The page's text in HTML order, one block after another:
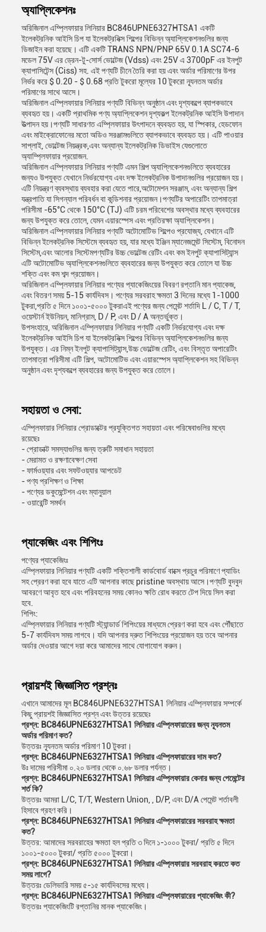
অ্যাপ্লিকেশনঃ
অরিজিনাল এম্প্লিফায়ার লিনিয়ার BC846UPNE6327HTSA1 একটি
ইলেকট্রনিক আইসি চিপ যা ইলেকট্রনিক্স শিল্পের বিভিন্ন অ্যাপ্লিকেশনগুলির জন্য
ডিজাইন করা হয়েছে। এটি একটি TRANS NPN/PNP 65V 0.1A SC74-6
মডেল 75V এর ড্রেন-টু-সোর্স ভোল্টেজ (Vdss) এবং 25V এ 3700pF এর ইনপুট
ক্যাপাসিটেন্স (Ciss) সহ. এই পণ্যটি চীনে তৈরি করা হয় এবং অর্ডার পরিমাণের উপর
নির্ভর করে $ 0.20 - $ 0.68 প্রতি টুকরো মূল্যের 10 টুকরো ন্যূনতম অর্ডার
পরিমাণের সাথে আসে।
অরিজিনাল এম্প্লিফায়ার লিনিয়ার পণ্যটি বিভিন্ন অনুষ্ঠান এবং দৃশ্যকল্পে ব্যাপকভাবে
ব্যবহৃত হয়। একটি প্রাথমিক পণ্য অ্যাপ্লিকেশন দৃশ্যকল্প ইলেকট্রনিক আইসি উপাদান
উত্পাদন হয়।পণ্যটি সাধারণত এম্প্লিফায়ার উৎপাদনে ব্যবহৃত হয়, যা স্পিকার, হেডফোন
এবং মাইক্রোফোনের মতো অডিও সরঞ্জামগুলিতে ব্যাপকভাবে ব্যবহৃত হয়। এটি পাওয়ার
সাপ্লাই, ভোল্টেজ নিয়ন্ত্রক,এবং অন্যান্য ইলেকট্রনিক ডিভাইস যেগুলোতে
অ্যাম্প্লিফায়ার প্রয়োজন.
অরিজিনাল এম্প্লিফায়ার লিনিয়ার পণ্যটি এমন শিল্প অ্যাপ্লিকেশনগুলিতে ব্যবহারের
জন্যও উপযুক্ত যেখানে নির্ভরযোগ্য এবং দক্ষ ইলেকট্রনিক উপাদানগুলির প্রয়োজন হয়।
এটি নিয়ন্ত্রণ ব্যবস্থায় ব্যবহার করা যেতে পারে,অটোমেশন সরঞ্জাম, এবং অন্যান্য শিল্প
যন্ত্রপাতি যা সিগন্যাল পরিবর্ধন বা কন্ডিশনার প্রয়োজন।পণ্যটির অপারেটিং তাপমাত্রা
পরিসীমা -65°C থেকে 150°C (TJ) এটি চরম পরিবেশের অবস্থার মধ্যে ব্যবহারের
জন্য উপযুক্ত করে তোলে, যেমন এয়ারস্পেস এবং প্রতিরক্ষা অ্যাপ্লিকেশন।
অরিজিনাল এম্প্লিফায়ার লিনিয়ার পণ্যটি অটোমোটিভ শিল্পেও প্রযোজ্য, যেখানে এটি
বিভিন্ন ইলেকট্রনিক সিস্টেমে ব্যবহৃত হয়, যার মধ্যে ইঞ্জিন ম্যানেজমেন্ট সিস্টেম, বিনোদন
সিস্টেম,এবং আলোর সিস্টেমপণ্যটির উচ্চ ভোল্টেজ রেটিং এবং কম ইনপুট ক্যাপাসিট্যান্স
এটি অটোমোটিভ অ্যাপ্লিকেশনগুলিতে ব্যবহারের জন্য উপযুক্ত করে তোলে যা উচ্চ
শক্তি এবং কম শব্দ প্রয়োজন।
অরিজিনাল এম্প্লিফায়ার লিনিয়ার পণ্যের প্যাকেজিংয়ের বিবরণ রপ্তানি মান প্যাকেজ,
এবং বিতরণ সময় 5-15 কার্যদিবস। পণ্যের সরবরাহ ক্ষমতা 3 দিনের মধ্যে 1-1000
টুকরা,প্রতি ৫ দিনে ১০০১-৫০০০ টুকরাএই পণ্যের জন্য পেমেন্ট শর্তাদি L / C, T / T,
ওয়েস্টার্ন ইউনিয়ন, মানিগ্রাম, D / P, এবং D / A অন্তর্ভুক্ত।
উপসংহারে, অরিজিনাল এম্প্লিফায়ার লিনিয়ার পণ্যটি একটি নির্ভরযোগ্য এবং দক্ষ
ইলেকট্রনিক আইসি চিপ যা ইলেকট্রনিক্স শিল্পের বিভিন্ন অ্যাপ্লিকেশনগুলির জন্য
উপযুক্ত। এর নিম্ন ইনপুট ক্যাপাসিট্যান্স,উচ্চ ভোল্টেজ রেটিং, এবং বিস্তৃত অপারেটিং
তাপমাত্রা পরিসীমা এটি শিল্প, অটোমোটিভ এবং এয়ারস্পেস অ্যাপ্লিকেশন সহ বিভিন্ন
অনুষ্ঠান এবং দৃশ্যকল্পে ব্যবহারের জন্য উপযুক্ত করে তোলে।
সহায়তা ও সেবা:
এম্প্লিফায়ার লিনিয়ার প্রোডাক্টের প্রযুক্তিগত সহায়তা এবং পরিষেবাগুলির মধ্যে
রয়েছেঃ
- প্রোডাক্ট সমস্যাগুলির জন্য ত্রুটি সমাধান সহায়তা
- মেরামত ও রক্ষণাবেক্ষণ সেবা
- ফার্মওয়্যার এবং সফটওয়্যার আপডেট
- পণ্য প্রশিক্ষণ ও শিক্ষা
- পণ্যের ডকুমেন্টেশন এবং ম্যানুয়াল
- ওয়ারেন্টি সমর্থন
প্যাকেজিং এবং শিপিংঃ
পণ্যের প্যাকেজিংঃ
এম্প্লিফায়ার লিনিয়ার পণ্যটি একটি শক্তিশালী কার্ডবোর্ড বাক্সে প্রচুর পরিমাণে প্যাডিং
সহ প্রেরণ করা হবে যাতে এটি আপনার কাছে pristine অবস্থায় আসে।পণ্যটি বুদবুদ
আবরণে আবৃত হবে এবং পরিবহনের সময় কোনও ক্ষতি রোধ করতে টেপ দিয়ে সিল করা
হবে.
শিপিং:
এম্প্লিফায়ার লিনিয়ার পণ্যটি স্ট্যান্ডার্ড শিপিংয়ের মাধ্যমে প্রেরণ করা হবে এবং পৌঁছাতে
5-7 কার্যদিবস সময় লাগবে। যদি আপনার দ্রুত শিপিংয়ের প্রয়োজন হয় তবে আপনার
অর্ডার দেওয়ার আগে দয়া করে আমাদের সাথে যোগাযোগ করুন।
প্রায়শই জিজ্ঞাসিত প্রশ্নঃ
এখানে আমাদের মূল BC846UPNE6327HTSA1 লিনিয়ার এম্প্লিফায়ার সম্পর্কে
কিছু প্রায়শই জিজ্ঞাসিত প্রশ্ন এবং উত্তর রয়েছেঃ
প্রশ্ন: BC846UPNE6327HTSA1 লিনিয়ার এম্প্লিফায়ারের জন্য ন্যূনতম
অর্ডার পরিমাণ কত?
উত্তরঃ ন্যূনতম অর্ডার পরিমাণ 10 টুকরা।
প্রশ্ন: BC846UPNE6327HTSA1 লিনিয়ার এম্প্লিফায়ারের দাম কত?
উঃ দামের পরিসীমা ০.২০ ডলার থেকে ০.৬৮ ডলার পর্যন্ত।
প্রশ্ন: BC846UPNE6327HTSA1 লিনিয়ার এম্প্লিফায়ার কেনার জন্য পেমেন্টের
শর্ত কি?
উত্তরঃ আমরা L/C, T/T, Western Union, , D/P, এবং D/A পেমেন্ট শর্তাবলী
হিসাবে গ্রহণ করি।
প্রশ্ন: BC846UPNE6327HTSA1 লিনিয়ার এম্প্লিফায়ারের সরবরাহ ক্ষমতা
কত?
উত্তর: আমাদের সরবরাহের ক্ষমতা হল প্রতি ৩ দিনে ১-১০০০ টুকরা/ প্রতি ৫ দিনে
১০০১-৫০০০ টুকরা/ প্রতি ৫০০০ টুকরো।
প্রশ্ন: BC846UPNE6327HTSA1 লিনিয়ার এম্প্লিফায়ার সরবরাহ করতে কত
সময় লাগে?
উত্তরঃ ডেলিভারি সময় ৫-১৫ কার্যদিবসের মধ্যে।
প্রশ্ন: BC846UPNE6327HTSA1 লিনিয়ার এম্প্লিফায়ারের প্যাকেজিং কী?
উত্তরঃ প্যাকেজিংটি রপ্তানির মানক প্যাকেজিং।